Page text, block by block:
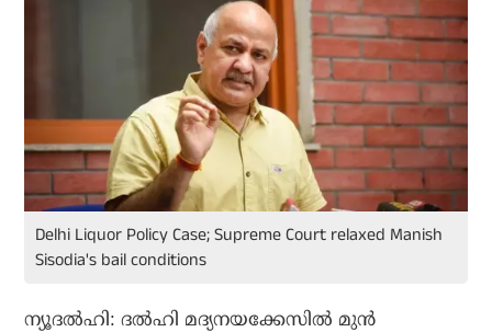
Delhi Liquor Policy Case; Supreme Court relaxed Manish
Sisodia's bail conditions
ന്യൂദല്‍ഹി: ദല്‍ഹി മദ്യനയക്കേസില്‍ മുന്‍